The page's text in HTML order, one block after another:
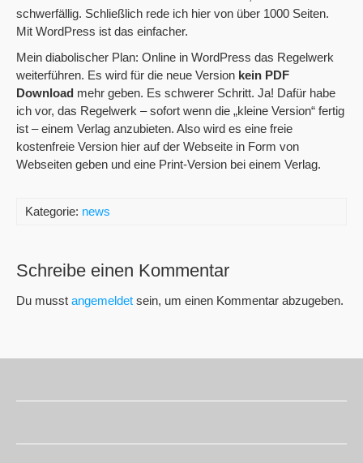
schwerfällig. Schließlich rede ich hier von über 1000 Seiten.
Mit WordPress ist das einfacher.
Mein diabolischer Plan: Online in WordPress das Regelwerk
weiterführen. Es wird für die neue Version kein PDF
Download mehr geben. Es schwerer Schritt. Ja! Dafür habe
ich vor, das Regelwerk – sofort wenn die „kleine Version“ fertig
ist – einem Verlag anzubieten. Also wird es eine freie
kostenfreie Version hier auf der Webseite in Form von
Webseiten geben und eine Print-Version bei einem Verlag.
Kategorie: news
Schreibe einen Kommentar
Du musst angemeldet sein, um einen Kommentar abzugeben.